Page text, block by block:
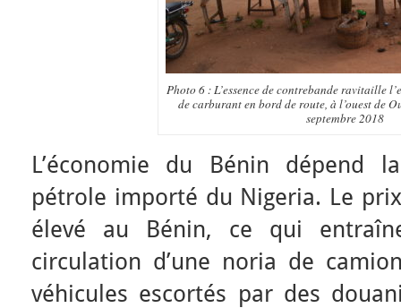
Photo 6 : L’essence de contrebande ravitaille
de carburant en bord de route, à l’ouest de
septembre 2018
L’économie du Bénin dépend
pétrole importé du Nigeria. Le
élevé au Bénin, ce qui
circulation d’une noria de
véhicules escortés par des